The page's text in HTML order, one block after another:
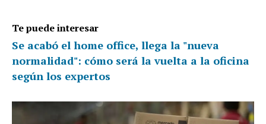
Te puede interesar
Se acabó el home office, llega la "nueva
normalidad": cómo será la vuelta a la oficina
según los expertos